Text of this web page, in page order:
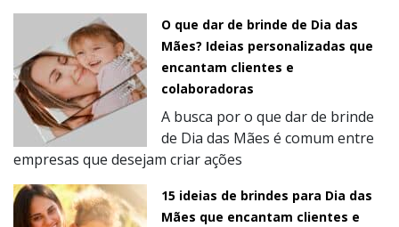
O que dar de brinde de Dia das
Mães? Ideias personalizadas que
encantam clientes e
colaboradoras
A busca por o que dar de brinde
de Dia das Mães é comum entre
empresas que desejam criar ações
15 ideias de brindes para Dia das
Mães que encantam clientes e